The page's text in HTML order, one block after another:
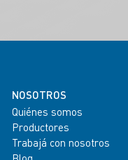
NOSOTROS
Quiénes somos
Productores
Trabajá con nosotros